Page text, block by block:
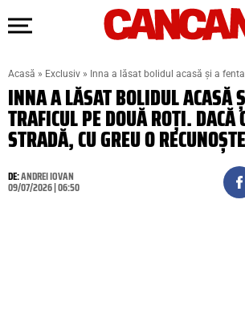
Acasă » Exclusiv » Inna a lăsat bolidul acasă și a
INNA A LĂSAT BOLIDUL ACASĂ
TRAFICUL PE DOUĂ ROȚI. DACĂ
STRADĂ, CU GREU O
DE:ANDREI IOVAN
09/07/2026 | 06:50